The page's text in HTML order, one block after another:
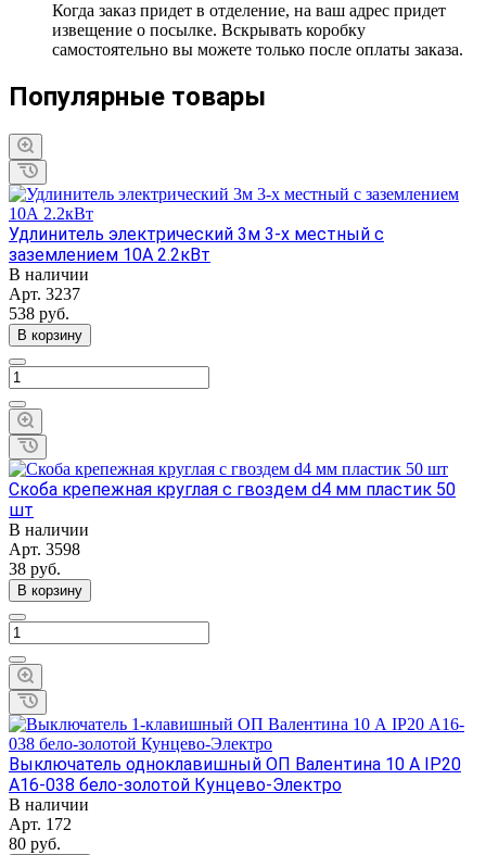
Когда заказ придет в отделение, на ваш адрес придет
извещение о посылке. Вскрывать коробку
самостоятельно вы можете только после оплаты заказа.
Популярные товары
Удлинитель электрический 3м 3-х местный с
заземлением 10А 2.2кВт
В наличии
Арт. 3237
538 руб.
В корзину
Скоба крепежная круглая с гвоздем d4 мм пластик 50
шт
В наличии
Арт. 3598
38 руб.
В корзину
Выключатель одноклавишный ОП Валентина 10 А IP20
А16-038 бело-золотой Кунцево-Электро
В наличии
Арт. 172
80 руб.